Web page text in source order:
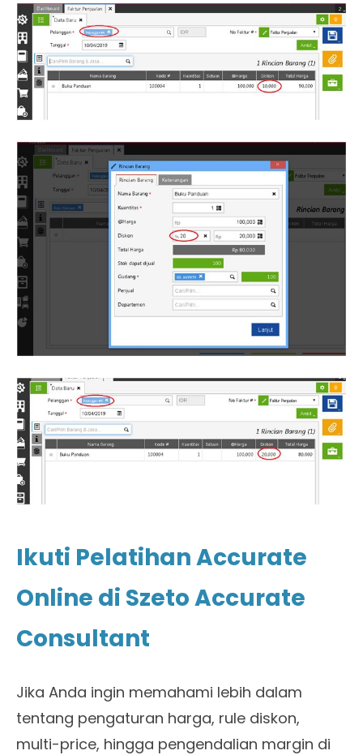
Ikuti Pelatihan Accurate
Online di Szeto Accurate
Consultant
Jika Anda ingin memahami lebih dalam
tentang pengaturan harga, rule diskon,
multi-price, hingga pengendalian margin di